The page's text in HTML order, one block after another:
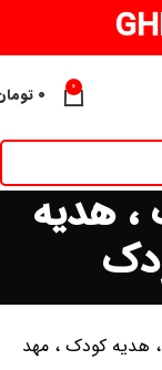
0 ۰
، هدیه
هدیه کودک ، مهد